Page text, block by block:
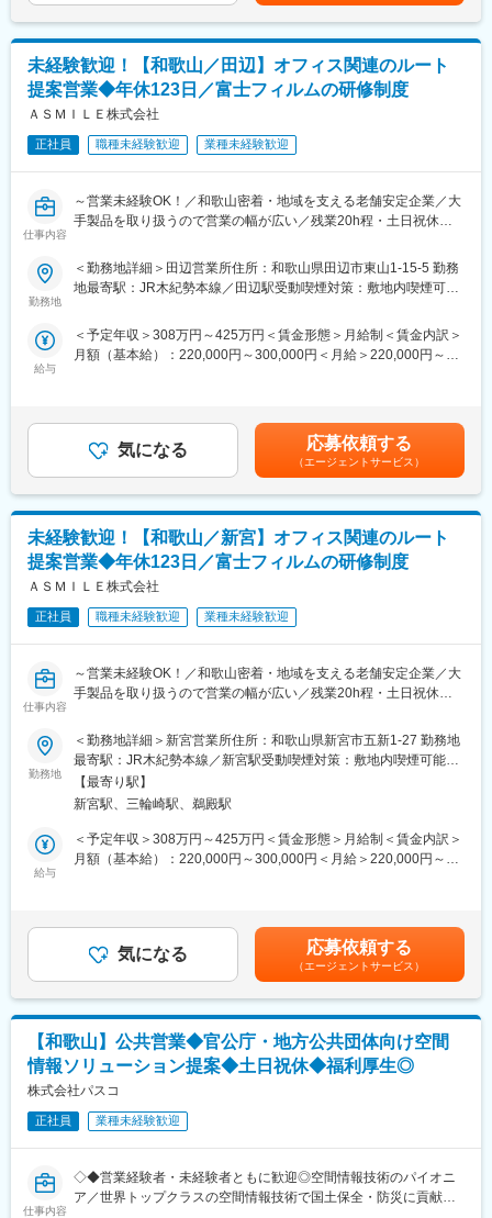
（3）品質保証
開発チームの成果物に対し、品質判定を目的としたテストを実
行。テストの際に脆弱性や不具合を発見した場合は、再現手順を
確認し、どのような動きが問題なのかを記録して開発者に報告し
ます。最終的に成果物がリリース判定基準を満たした際に、品質
保証を宣言することで成果物をリリースします。
（4）障害分析
リリース後に発覚した障害に対し、リリース前に発見できなかっ
た原因を分析し、分析結果を開発リーダーにフィードバックし不
■サービスの強み
アNo.1です。まだクラウド市場が未開拓であった時にいち早く同
サービスの開発・参入に成功し、大手顧客を始めとした多くの顧
なる）ため海外顧客含めて利用できる点も他社でカバーできない
強みです。
残業20～30時間程度で年休125日（土日祝休）で、有給取得もし
やすいため、各々のライフステージに合わせて働けます。産前産
後休暇、育児休業からの復帰率が100％。最近は男性の育休取得
者も徐々に増えてきています。
20～40代までバランスよく在籍しており、将来的にはマネジメン
トも目指せるポジションとなります。
変更の範囲：会社の定める業務
未経験歓迎！【和歌山／田辺】オフィス関連のルート
提案営業◆年休123日／富士フィルムの研修制度
ＡＳＭＩＬＥ株式会社
正社員 職種未経験歓迎 業種未経験歓迎
仕事内容
～営業未経験OK！／和歌山密着・地域を支える老舗安定企業／大
手製品を取り扱うので営業の幅が広い／残業20h程・土日祝休
■業務内容：
■具体的には…
・既存機器の入れ替え
・トラブル対応
※既存営業9割、新規営業1割
※基本的にテレアポ業務・飛込営業は発生しません。
■研修 ＼未経験でも安心／
（1）入社後は1週間程、当社で研修を実施
（2）富士フィルムによる研修を2,3日実施致します。
（3）その後先輩社員との同行をしながら、3ヶ月～6ヶ月かけて
100社～200社のお客様を担当予定です。
・OA機器
・業務システム
・ネットワーク機器
幅広い商材で、お客様の「困った」にワンストップ対応が可能で
す。
富士フイルムビジネスイノベーション製品の紹介及び、IT機器、
ネットワーク提案等で、お客様の業務課題を解決します。
■はたらき方
・未経験でも安心の手厚い研修制度あり
■評価方法
チーム全体で目標を追いかけて頂きます！チーム達成した際は、
賞与や報奨金をご準備していますので、やりがいを持って取り組
んでいただけます。
■特徴・魅力
フジフィルムビジネスイノベーションの製品を主軸として、業務
の基幹システムやDX（デジタルトランスフォーメーション）化の
勤務地
＜勤務地詳細＞田辺営業所住所：和歌山県田辺市東山1-15-5 勤務
地最寄駅：JR木紀勢本線／田辺駅受動喫煙対策：敷地内喫煙可能
給与
＜予定年収＞308万円～425万円＜賃金形態＞月給制＜賃金内訳＞
月額（基本給）：220,000円～300,000円＜月給＞220,000円～
は固定手当を含めた表記です。
気になる 応募依頼する
（エージェントサービス）
未経験歓迎！【和歌山／新宮】オフィス関連のルート
提案営業◆年休123日／富士フィルムの研修制度
ＡＳＭＩＬＥ株式会社
正社員 職種未経験歓迎 業種未経験歓迎
仕事内容
～営業未経験OK！／和歌山密着・地域を支える老舗安定企業／大
手製品を取り扱うので営業の幅が広い／残業20h程・土日祝休
■業務内容：
・和歌山県内の既存顧客へのルート営業（業務システム・OA機器
など）を担当いただきます。
■具体的には…
・定期訪問（お客様の業務状況やお困りごとをヒアリング）
・トラブル対応
※既存営業9割、新規営業1割
※基本的にテレアポ業務・飛込営業は発生しません。
（1）入社後は1週間程、当社で研修を実施
（2）富士フィルムによる研修を2,3日実施致します。
（3）その後先輩社員との同行をしながら、3ヶ月～6ヶ月かけて
100社～200社のお客様を担当予定です。
■商材
・OA機器
・業務システム
・オフィス家具
・ネットワーク機器
勤務地
＜勤務地詳細＞新宮営業所住所：和歌山県新宮市五新1-27 勤務地
最寄駅：JR木紀勢本線／新宮駅受動喫煙対策：敷地内喫煙可能場
所あり変更の範囲：会社の定める事業所
【最寄り駅】
新宮駅、三輪崎駅、鵜殿駅
給与
＜予定年収＞308万円～425万円＜賃金形態＞月給制＜賃金内訳＞
月額（基本給）：220,000円～300,000円＜月給＞220,000円～
は固定手当を含めた表記です。
気になる 応募依頼する
（エージェントサービス）
【和歌山】公共営業◆官公庁・地方公共団体向け空間
情報ソリューション提案◆土日祝休◆福利厚生◎
株式会社パスコ
正社員 業種未経験歓迎
仕事内容
◇◆営業経験者・未経験者ともに歓迎◎空間情報技術のパイオニ
ア／世界トップクラスの空間情報技術で国土保全・防災に貢献／